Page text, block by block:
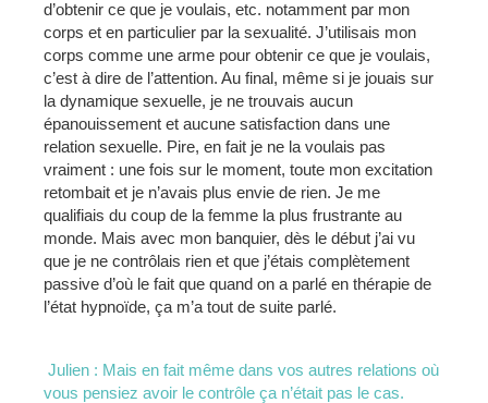
d’obtenir ce que je voulais, etc. notamment par mon
corps et en particulier par la sexualité. J’utilisais mon
corps comme une arme pour obtenir ce que je voulais,
c’est à dire de l’attention. Au final, même si je jouais sur
la dynamique sexuelle, je ne trouvais aucun
épanouissement et aucune satisfaction dans une
relation sexuelle. Pire, en fait je ne la voulais pas
vraiment : une fois sur le moment, toute mon excitation
retombait et je n’avais plus envie de rien. Je me
qualifiais du coup de la femme la plus frustrante au
monde. Mais avec mon banquier, dès le début j’ai vu
que je ne contrôlais rien et que j’étais complètement
passive d’où le fait que quand on a parlé en thérapie de
l’état hypnoïde, ça m’a tout de suite parlé.
Julien : Mais en fait même dans vos autres relations où
vous pensiez avoir le contrôle ça n’était pas le cas.